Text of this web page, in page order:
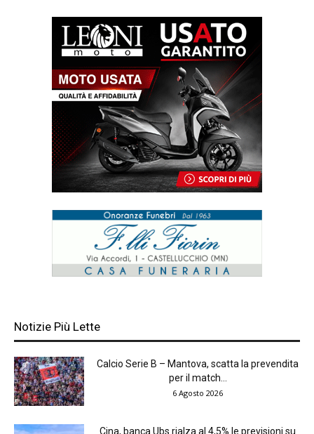
Notizie Più Lette
Calcio Serie B – Mantova, scatta la prevendita
per il match...
6 Agosto 2026
Cina, banca Ubs rialza al 4,5% le previsioni su